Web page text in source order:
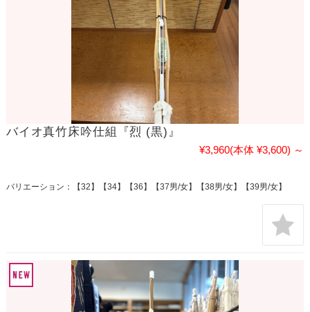
バイオ真竹床吟仕組『烈 (黒)』
¥3,960(本体 ¥3,600) ～
バリエーション：【32】【34】【36】【37男/女】【38男/女】【39男/女】